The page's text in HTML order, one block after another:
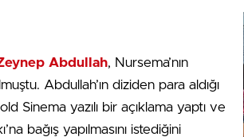
Abdullah, Nursema’nın
Abdullah’ın diziden para aldığı
Sinema yazılı bir açıklama yaptı ve
bağış yapılmasını istediğini